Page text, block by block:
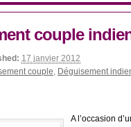
couple
17 janvier 2012
couple, Déguisement
A l’occasion